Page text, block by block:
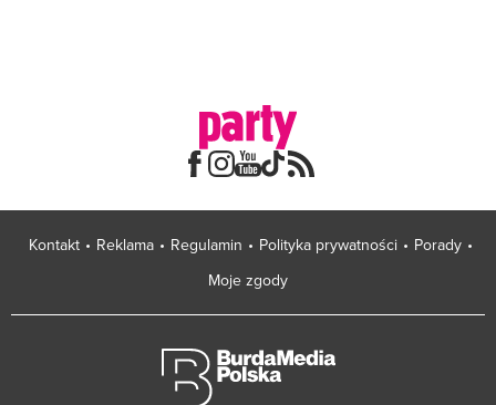
Kontakt Reklama Regulamin Polityka prywatności
Porady
Moje zgody